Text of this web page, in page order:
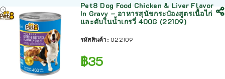
Pet8 Dog Food Chicken & Liver Flavor
In Gravy – อาหารสุนัขกระป๋องสูตรเนื้อไก่
และตับในน้ำเกรวี่ 400G (22109)
รหัสสินค้า: 022109
฿35